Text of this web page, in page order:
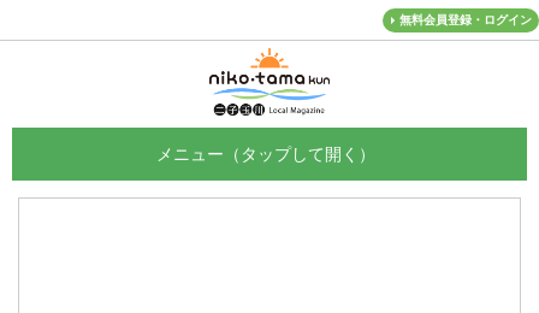
無料会員登録・ログイン
メニュー